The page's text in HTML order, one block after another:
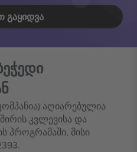
ᲒᲐᲧᲘᲓᲕᲐ
აღიარებულია
კვლევისა და
პროგრამაში, მისი